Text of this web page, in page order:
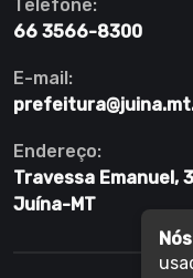
Telefone:
66 3566-8300
E-mail:
Endereço:
Travessa Emanuel,
Juína-MT